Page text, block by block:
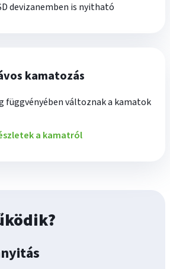
devizanemben is nyitható
kamatozás
függvényében változnak a kamatok
a kamatról